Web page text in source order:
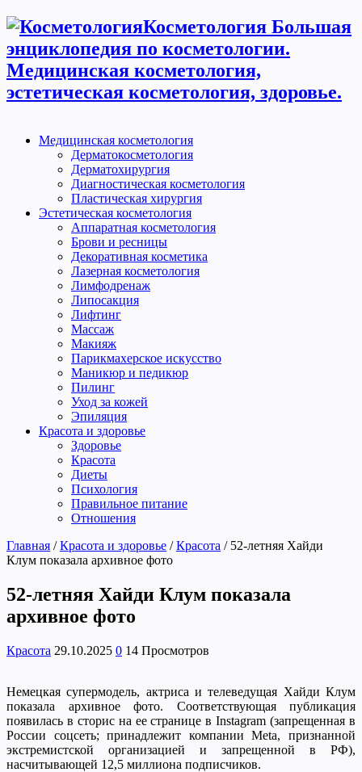
Косметология Большая
энциклопедия по косметологии.
Медицинская косметология,
эстетическая косметология, здоровье.
Медицинская косметология
Дерматокосметология
Дерматохирургия
Диагностическая косметология
Пластическая хирургия
Эстетическая косметология
Аппаратная косметология
Брови и ресницы
Декоративная косметика
Лазерная косметология
Лимфодренаж
Липосакция
Лифтинг
Массаж
Макияж
Парикмахерское искусство
Маникюр и педикюр
Пилинг
Уход за кожей
Эпиляция
Красота и здоровье
Здоровье
Красота
Диеты
Психология
Правильное питание
Отношения
Главная / Красота и здоровье / Красота / 52-летняя Хайди
Клум показала архивное фото
52-летняя Хайди Клум показала
архивное фото
Красота 29.10.2025 0 14 Просмотров
Немецкая супермодель, актриса и телеведущая Хайди Клум
показала архивное фото. Соответствующая публикация
появилась в сторис на ее странице в Instagram (запрещенная в
России соцсеть; принадлежит компании Meta, признанной
экстремистской организацией и запрещенной в РФ),
насчитывающей 12,5 миллиона подписчиков.